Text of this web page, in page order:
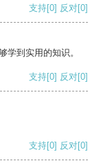
支持[0] 反对[0]
学到实用的知识。
支持[0] 反对[0]
支持[0] 反对[0]